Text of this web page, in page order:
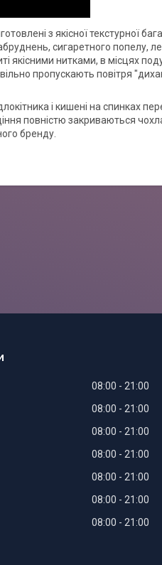
з якісної текстурної
сигаретного попелу,
нитками, в місцях
пропускають повітря
і кишені на спинках
повністю закриваються
бренду.
08:00
21:00
08:00
21:00
08:00
21:00
08:00
21:00
08:00
21:00
08:00
21:00
08:00 21:00